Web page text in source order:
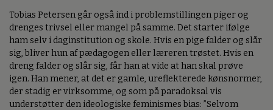
Tobias Petersen går også ind i problemstillingen piger og
drenges trivsel eller mangel på samme. Det starter ifølge
ham selv i daginstitution og skole. Hvis en pige falder og slår
sig, bliver hun af pædagogen eller læreren trøstet. Hvis en
dreng falder og slår sig, får han at vide at han skal prøve
igen. Han mener, at det er gamle, ureflekterede kønsnormer,
der stadig er virksomme, og som på paradoksal vis
understøtter den ideologiske feminismes bias: ”Selvom